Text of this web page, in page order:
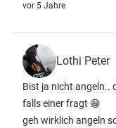
vor 5 Jahre
Lothi Peter
Bist ja nicht angeln..
falls einer fragt 😁
geh wirklich angeln